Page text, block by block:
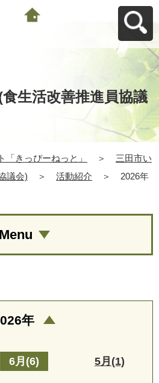
生活改善推進員協議
きっぴーねっと」 ＞
三田市い
議会)
＞ 活動紹介 ＞
2026年
Menu
年
6月(6) 5月(1)